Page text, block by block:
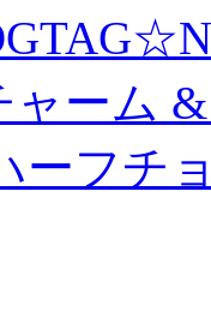
ーム
ーフチ